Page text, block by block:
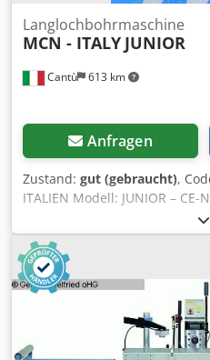
Cantù 613 km
Langlochbohrmaschine
MCN - ITALY JUNIOR
Anfragen
Zustand: gut (gebraucht),
ITALIEN Modell: JUNIOR –
Nutfräse für Möbel,
Türen, Regale und diverse
Technische Daten:
Tischhöhe über dem Boden
200 mm Maximale Nuttiefe
200 mm Spindelaufnahme 16
U/min Motorleistung 2 PS
Spannvorrichtung für